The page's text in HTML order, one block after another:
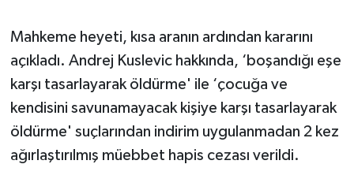
Mahkeme heyeti, kısa aranın ardından kararını
açıkladı. Andrej Kuslevic hakkında, ‘boşandığı eşe
karşı tasarlayarak öldürme' ile ‘çocuğa ve
kendisini savunamayacak kişiye karşı tasarlayarak
öldürme' suçlarından indirim uygulanmadan 2 kez
ağırlaştırılmış müebbet hapis cezası verildi.